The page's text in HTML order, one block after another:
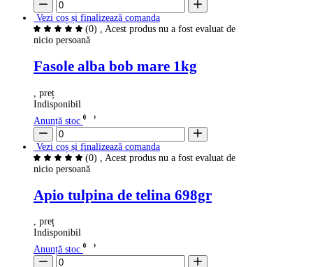
Vezi coș și finalizează comanda
(0)
, Acest produs nu a fost evaluat de
nicio persoană
Fasole alba bob mare 1kg
, preț
Indisponibil
Anunță stoc
Vezi coș și finalizează comanda
(0)
, Acest produs nu a fost evaluat de
nicio persoană
Apio tulpina de telina 698gr
, preț
Indisponibil
Anunță stoc